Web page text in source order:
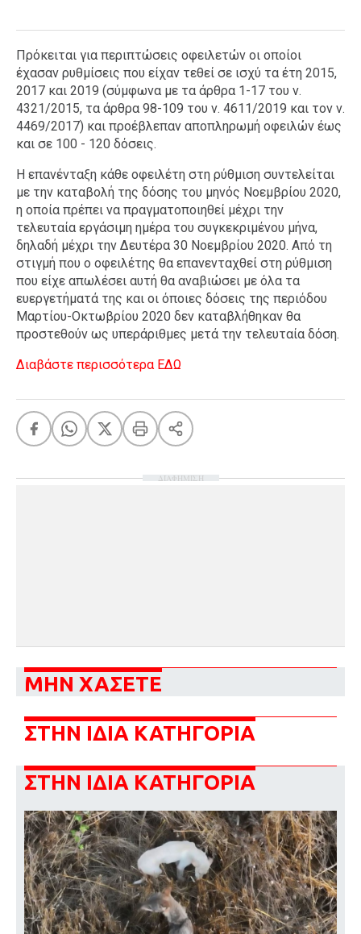
Πρόκειται για περιπτώσεις οφειλετών οι οποίοι
έχασαν ρυθμίσεις που είχαν τεθεί σε ισχύ τα έτη 2015,
2017 και 2019 (σύμφωνα με τα άρθρα 1-17 του ν.
4321/2015, τα άρθρα 98-109 του ν. 4611/2019 και τον ν.
4469/2017) και προέβλεπαν αποπληρωμή οφειλών έως
και σε 100 - 120 δόσεις.
Η επανένταξη κάθε οφειλέτη στη ρύθμιση συντελείται
με την καταβολή της δόσης του μηνός Νοεμβρίου 2020,
η οποία πρέπει να πραγματοποιηθεί μέχρι την
τελευταία εργάσιμη ημέρα του συγκεκριμένου μήνα,
δηλαδή μέχρι την Δευτέρα 30 Νοεμβρίου 2020. Από τη
στιγμή που ο οφειλέτης θα επανενταχθεί στη ρύθμιση
που είχε απωλέσει αυτή θα αναβιώσει με όλα τα
ευεργετήματά της και οι όποιες δόσεις της περιόδου
Μαρτίου-Οκτωβρίου 2020 δεν καταβλήθηκαν θα
προστεθούν ως υπεράριθμες μετά την τελευταία δόση.
Διαβάστε περισσότερα ΕΔΩ
ΔΙΑΦΗΜΙΣΗ
ΜΗΝ ΧΑΣΕΤΕ
ΣΤΗΝ ΙΔΙΑ ΚΑΤΗΓΟΡΙΑ
ΣΤΗΝ ΙΔΙΑ ΚΑΤΗΓΟΡΙΑ